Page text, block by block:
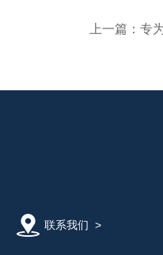
上一篇： 专
联系我们 >